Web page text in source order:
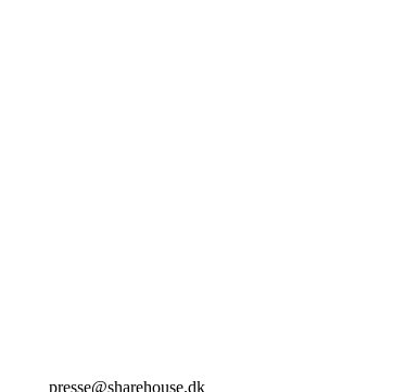
presse@sharehouse.dk